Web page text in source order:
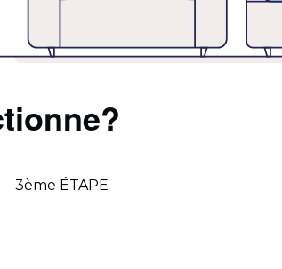
3ème ÉTAPE